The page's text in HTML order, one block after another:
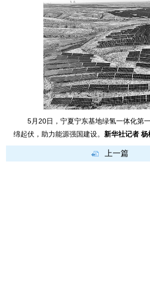
5月20日，宁夏宁东基地绿氢一体化第
绵起伏，助力能源强国建设。 新华社记者 杨
上一篇